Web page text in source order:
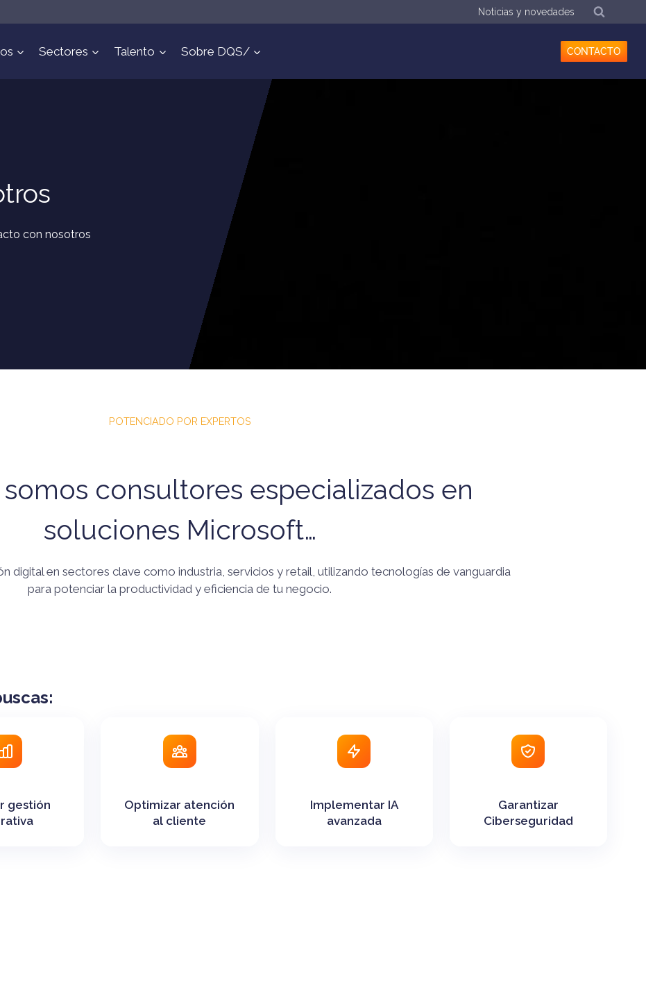
Noticias y novedades
Sectores Talento Sobre DQS/ CONTACTO
con nosotros
POTENCIADO POR EXPERTOS
consultores especializados en
soluciones Microsoft…
digital en sectores clave como industria, servicios y retail, utilizando tecnologías de vanguardia
para potenciar la productividad y eficiencia de tu negocio.
gestión
Optimizar atención
al cliente
Implementar IA
avanzada
Garantizar
Ciberseguridad